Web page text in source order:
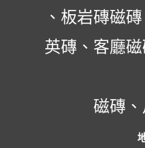
、板岩磚磁
英磚、客廳
磁磚、